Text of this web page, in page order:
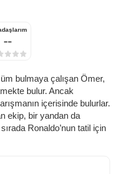
--
bulmaya çalışan Ömer,
bulur. Ancak
içerisinde bulurlar.
ekip, bir yandan da
Ronaldo’nun tatil için